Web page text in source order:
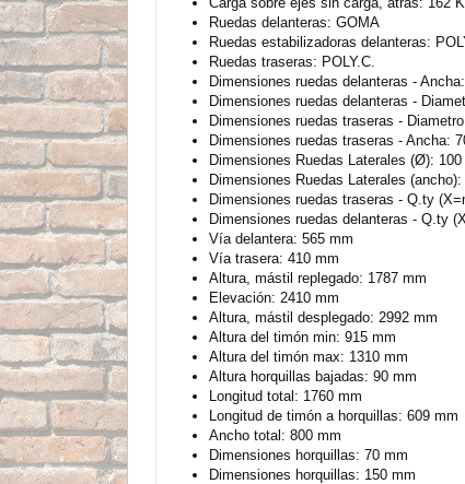
Ruedas delanteras: GOMA
Ruedas estabilizadoras delanteras:
Ruedas traseras: POLY.C.
Dimensiones ruedas delanteras -
Dimensiones ruedas delanteras -
Dimensiones ruedas traseras -
Dimensiones ruedas traseras - Ancha:
Dimensiones Ruedas Laterales (Ø): 100
Dimensiones Ruedas Laterales
Dimensiones ruedas traseras - Q.ty
Dimensiones ruedas delanteras - Q.ty
Vía delantera: 565 mm
Vía trasera: 410 mm
Altura, mástil replegado: 1787 mm
Elevación: 2410 mm
Altura, mástil desplegado: 2992 mm
Altura del timón min: 915 mm
Altura del timón max: 1310 mm
Altura horquillas bajadas: 90 mm
Longitud total: 1760 mm
Longitud de timón a horquillas: 609 mm
Ancho total: 800 mm
Dimensiones horquillas: 70 mm
Dimensiones horquillas: 150 mm